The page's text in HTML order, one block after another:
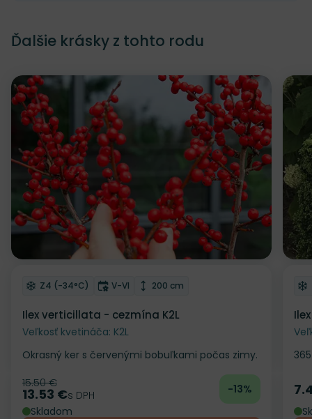
Ďalšie krásky z tohto rodu
Winterberry
Odober do zoznamu želaní
Mrazuvzdornosť
Z4 (-34°C) Doba kvitnutia
V-VI Výška rastliny
200 cm
Ilex verticillata - cezmína K2L
Veľkosť kvetináča: K2L
Okrasný ker s červenými bobuľkami počas zimy.
Pôvodná cena
15.50 €
Cena
13.53 €s DPH
-13%
Skladom